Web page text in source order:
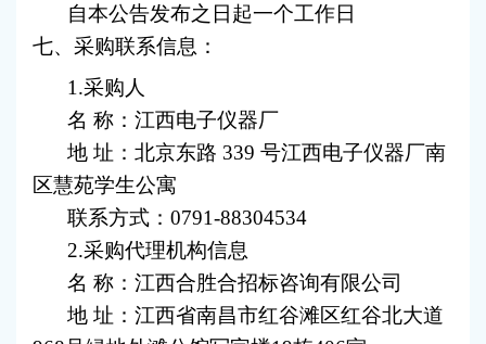
自本公告发布之日起一个工作日
七、采购联系信息：
1.采购人
名 称：江西电子仪器厂
地 址：北京东路 339 号江西电子仪器厂南
区慧苑学生公寓
联系方式： 0791-88304534
2.采购代理机构信息
名 称：江西合胜合招标咨询有限公司
地 址：江西省南昌市红谷滩区红谷北大道